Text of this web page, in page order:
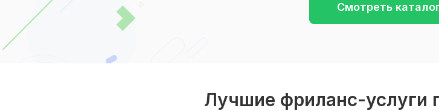
Смотреть
Лучшие фриланс-услуги